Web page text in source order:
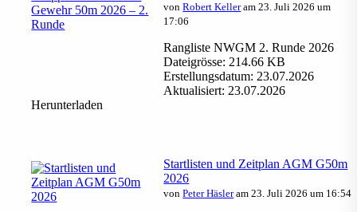
vonRobert Kelleram 23. Juli 2026 um
17:06
Rangliste NWGM 2. Runde 2026
Dateigrösse: 214.66 KB
Erstellungsdatum: 23.07.2026
Aktualisiert: 23.07.2026
Herunterladen
Startlisten und Zeitplan AGM G50m
2026
vonPeter Häsleram 23. Juli 2026 um 16:54